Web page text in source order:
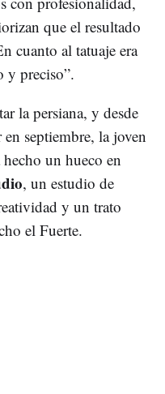
que el resultado
cuanto al tatuaje era
y preciso”.
la persiana, y desde
septiembre, la joven
hecho un hueco en
, un estudio de
y un trato
el Fuerte.